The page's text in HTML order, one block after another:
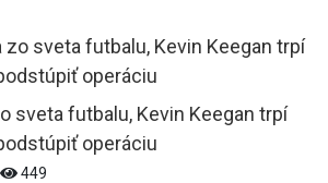
sveta futbalu, Kevin Keegan trpí
operáciu
449